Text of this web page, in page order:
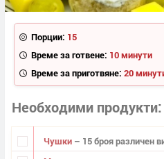
Порции: 15
Време за готвене: 10 минути
Време за приготвяне: 20
Необходими продукти
Чушки – 15 броя различен